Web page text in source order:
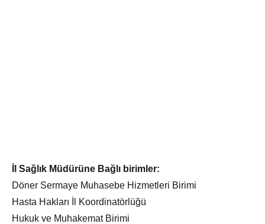
İl Sağlık Müdürüne Bağlı birimler:
Döner Sermaye Muhasebe Hizmetleri Birimi
Hasta Hakları İl Koordinatörlüğü
Hukuk ve Muhakemat Birimi